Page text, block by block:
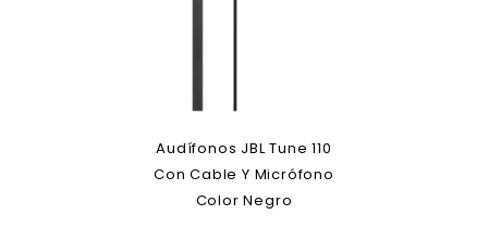
Audífonos JBL Tune 110
Con Cable Y Micrófono
Color Negro